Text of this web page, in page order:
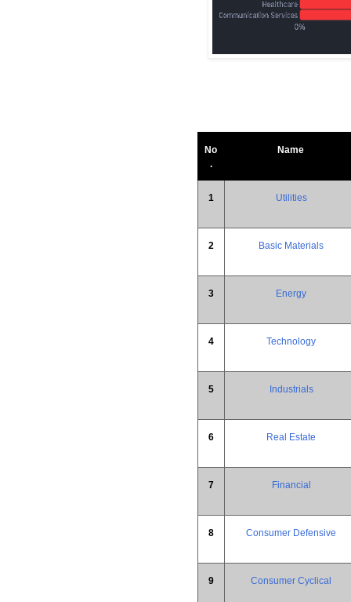
No
.
Name
1 Utilities
2 Basic Materials
3 Energy
4 Technology
5 Industrials
6 Real Estate
7 Financial
8 Consumer Defensive
9 Consumer Cyclical